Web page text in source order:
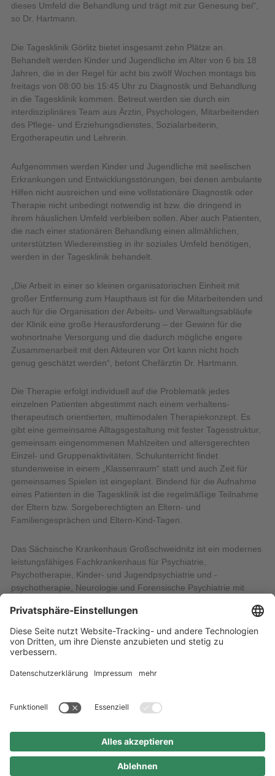
dieses Umfeld die Behandlung und trägt mit zur Genesung bei“,
so Dr. Hartmann.
Die Tagesklinik Görlitz bietet insgesamt zehn Plätze an.
Behandelt werden Kinder und Jugendliche im Alter von 6 bis 18
Jahren, die in der Regel für acht bis zwölf Wochen montags bis
freitags von 08:00 bis 15:45 Uhr zu Diagnostik und Behandlung
in die Tagesklinik kommen. Betreut werden sie durch ein
interdisziplinäres Team aus Ärztin, Psychologen, Mitarbeitenden
des Pflege- und Erziehungsdienstes, Sozialarbeiterin,
Ergotherapeutin und Lehrerin.
Aufgenommen werden Kinder und Jugendliche mit seelischen
Erkrankungen und Entwicklungsstörungen, bei denen ambulante
Hilfen nicht ausreichen und eine vollstationäre Diagnostik oder
Therapie nicht unbedingt notwendig ist bzw. die dringend in
ihrem häuslichen Umfeld verbleiben sollen. Aber auch Patienten,
die nach einer stationären Behandlung einen allmählichen,
unterstützten Wiedereinstieg in ihr soziales Umfeld benötigen,
werden in der Tagesklinik behandelt.
„Die Arbeit in einer so kleinen organisatorischen Einheit mit
großer Entfernung zum Haupthaus ist für die Mitarbeitenden und
auch für die Organisation der Arbeits- und Verwaltungsabläufe
der Klinik eine große Herausforderung – der Gewinn für die
wohnortnahe Versorgung und die dadurch mögliche engere
Zusammenarbeit mit den Akteuren vor Ort kann nicht hoch
genug geschätzt werden“, betont Chefärztin Dr. Hartmann.
Die Therapie erfolgt individuell auf die Problematik jedes
einzelnen Patienten abgestimmt nach einem verhaltens-
therapeutisch orientierten, multimodalen Therapiekonzept. Es
gibt eine gemeinsame Alltagsgestaltung mit fester Tagesstruktur,
gemeinsam eingenommenen Mahlzeiten und altersgerechten
Einzel- und Gruppenaktivitäten. Schulunterricht findet
stundenweise in einem „Klassenraum“ statt und auch Zeit für
gemeinsames Spielen ist eingeplant. Bindend für die Aufnahme
eines Patienten in die Tagesklinik ist die regelmäßige Teilnahme
der Eltern bzw. Sorgeberechtigten an Eltern- und
Familiengesprächen und Eltern-Kind-Tagen.
Das Sächsische Krankenhaus Großschweidnitz ist ein modernes
leistungsfähiges Fachkrankenhaus für Psychiatrie,
Psychotherapie, Kinder- und Jugendpsychiatrie und -
psychotherapie, Neurologie und Forensische Psychiatrie mit
über 700 Mitarbeitern für die Versorgung eines großen Teils des
Gebiets von Ostsachsen zuständig.
15.01.2026
Inhaltsübersicht Impressum